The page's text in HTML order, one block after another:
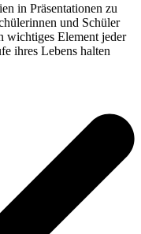
in Präsentationen zu
und Schüler
wichtiges Element jeder
ihres Lebens halten